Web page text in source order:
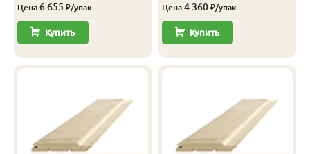
Цена 6 655 ₽/упак
Купить
Цена 4 360 ₽/упак
Купить